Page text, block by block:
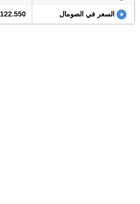
السعر في الصومال 122.550 شلن